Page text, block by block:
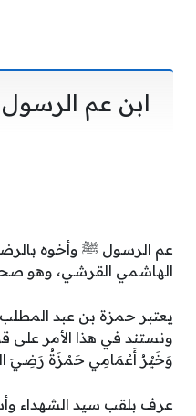
ابن عم
عم الرسول ﷺ وأخوه
الهاشمي القرشي، وهو
يعتبر حمزة بن عبد
ونستند في هذا الأمر على
وَخَيْرُ أَعْمَامِي حَمْزَةُ رَضِيَ
عرف بلقب سيد الشهداء